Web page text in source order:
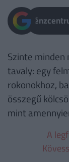
Szinte
tavaly: egy
rokonokhoz,
összegű
mint
A